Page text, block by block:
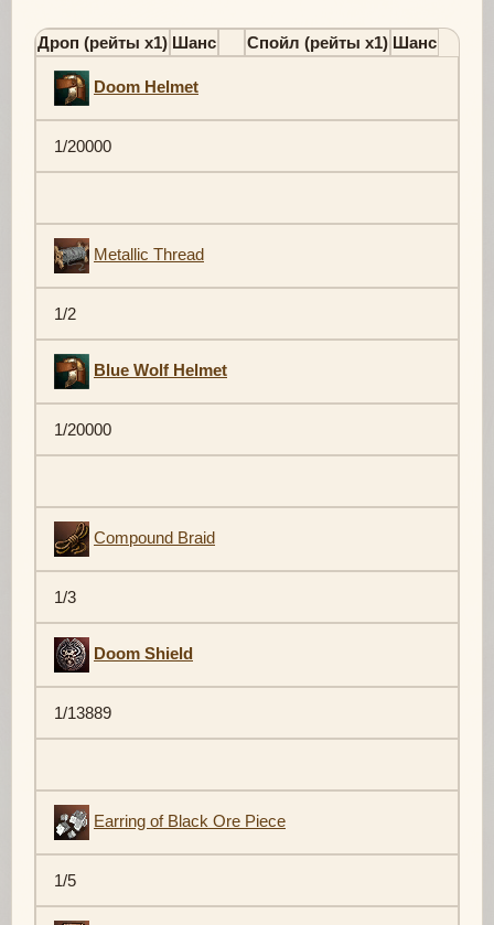
Дроп (рейты х1) Шанс Спойл (рейты х1) Шанс
Doom Helmet
1/20000
Metallic Thread
1/2
Blue Wolf Helmet
1/20000
Compound Braid
1/3
Doom Shield
1/13889
Earring of Black Ore Piece
1/5